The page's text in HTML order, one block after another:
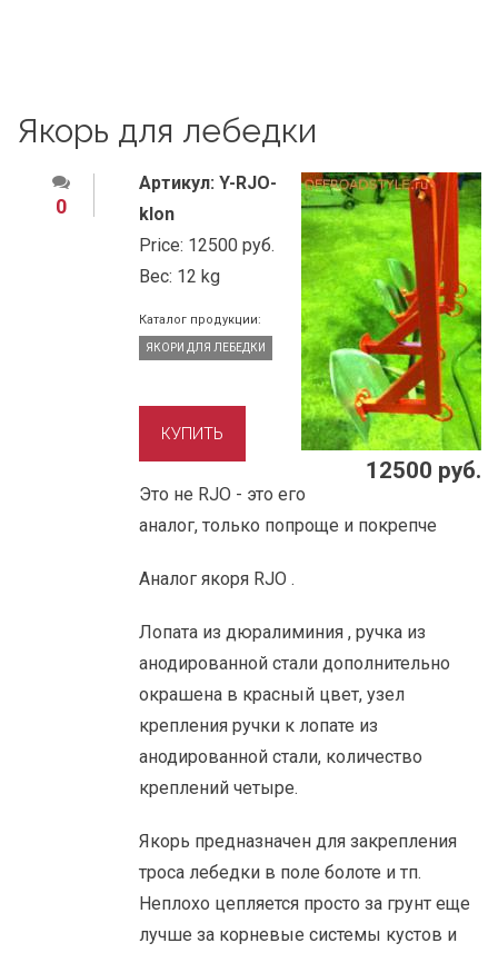
Якорь для лебедки
0
12500 руб.
Артикул: Y-RJO-
klon
Price: 12500 руб.
Вес: 12 kg
Каталог продукции:
ЯКОРИ ДЛЯ ЛЕБЕДКИ
Это не RJO - это его
аналог, только попроще и покрепче
Аналог якоря RJO .
Лопата из дюралиминия , ручка из
анодированной стали дополнительно
окрашена в красный цвет, узел
крепления ручки к лопате из
анодированной стали, количество
креплений четыре.
Якорь предназначен для закрепления
троса лебедки в поле болоте и тп.
Неплохо цепляется просто за грунт еще
лучше за корневые системы кустов и